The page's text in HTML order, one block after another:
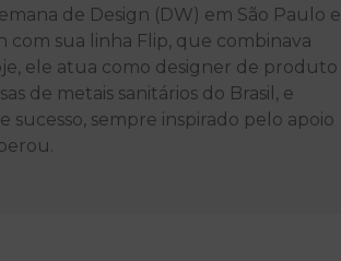
de Design (DW) em São Paulo e
com sua linha Flip, que combinava
ele atua como designer de produto
de metais sanitários do Brasil, e
sempre inspirado pelo apoio